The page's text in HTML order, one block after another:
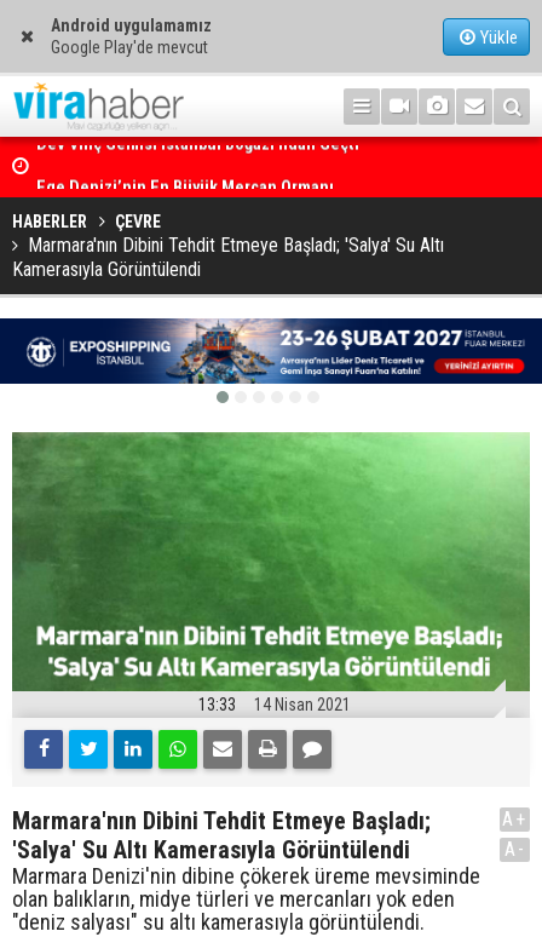
Android uygulamamız
Google Play'de mevcut
Yükle
HABERLER ÇEVRE
Marmara'nın Dibini Tehdit Etmeye Başladı; 'Salya' Su Altı
Kamerasıyla Görüntülendi
13:33 14 Nisan 2021
Marmara'nın Dibini Tehdit Etmeye Başladı;
'Salya' Su Altı Kamerasıyla Görüntülendi
Marmara Denizi'nin dibine çökerek üreme mevsiminde
olan balıkların, midye türleri ve mercanları yok eden
"deniz salyası" su altı kamerasıyla görüntülendi.
A+
A-